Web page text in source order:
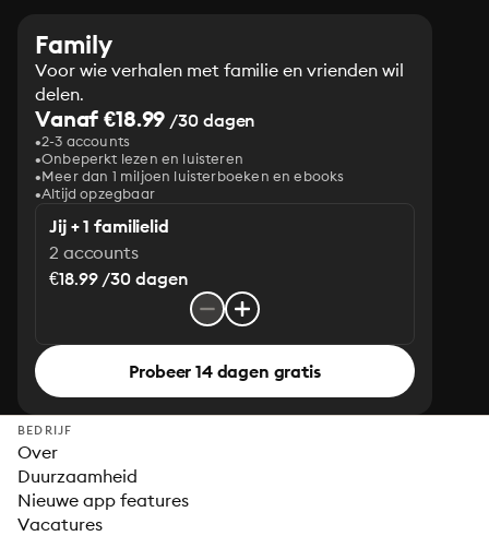
Family
Voor wie verhalen met familie en vrienden wil
delen.
Vanaf €18.99 /30 dagen
2-3 accounts
Onbeperkt lezen en luisteren
Meer dan 1 miljoen luisterboeken en ebooks
Altijd opzegbaar
Jij + 1 familielid
2 accounts
€18.99 /30 dagen
Probeer 14 dagen gratis
BEDRIJF
Over
Duurzaamheid
Nieuwe app features
Vacatures